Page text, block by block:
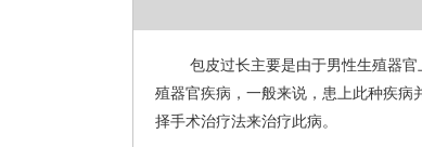
包皮过长主要是由于男性生殖器
殖器官疾病，一般来说，患上此种疾病
择手术治疗法来治疗此病。